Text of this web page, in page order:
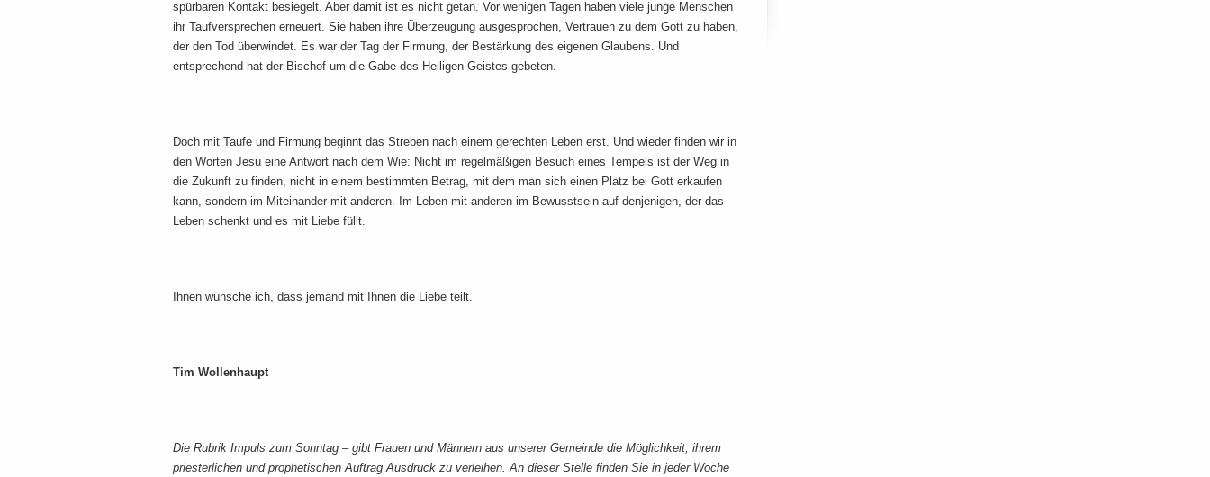
spürbaren Kontakt besiegelt. Aber damit ist es nicht getan. Vor wenigen Tagen haben viele junge Menschen
ihr Taufversprechen erneuert. Sie haben ihre Überzeugung ausgesprochen, Vertrauen zu dem Gott zu haben,
der den Tod überwindet. Es war der Tag der Firmung, der Bestärkung des eigenen Glaubens. Und
entsprechend hat der Bischof um die Gabe des Heiligen Geistes gebeten.
Doch mit Taufe und Firmung beginnt das Streben nach einem gerechten Leben erst. Und wieder finden wir in
den Worten Jesu eine Antwort nach dem Wie: Nicht im regelmäßigen Besuch eines Tempels ist der Weg in
die Zukunft zu finden, nicht in einem bestimmten Betrag, mit dem man sich einen Platz bei Gott erkaufen
kann, sondern im Miteinander mit anderen. Im Leben mit anderen im Bewusstsein auf denjenigen, der das
Leben schenkt und es mit Liebe füllt.
Ihnen wünsche ich, dass jemand mit Ihnen die Liebe teilt.
Tim Wollenhaupt
Die Rubrik Impuls zum Sonntag – gibt Frauen und Männern aus unserer Gemeinde die Möglichkeit, ihrem
priesterlichen und prophetischen Auftrag Ausdruck zu verleihen. An dieser Stelle finden Sie in jeder Woche